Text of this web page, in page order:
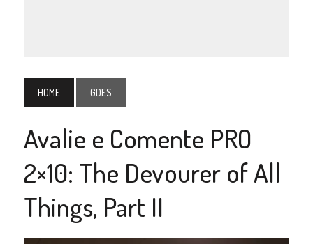
HOME GDES
Avalie e Comente PRO
2×10: The Devourer of All
Things, Part II